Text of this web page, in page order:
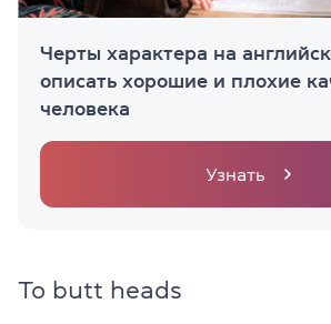
Черты характера на
описать хорошие и плохие
человека
Узнать
To butt heads